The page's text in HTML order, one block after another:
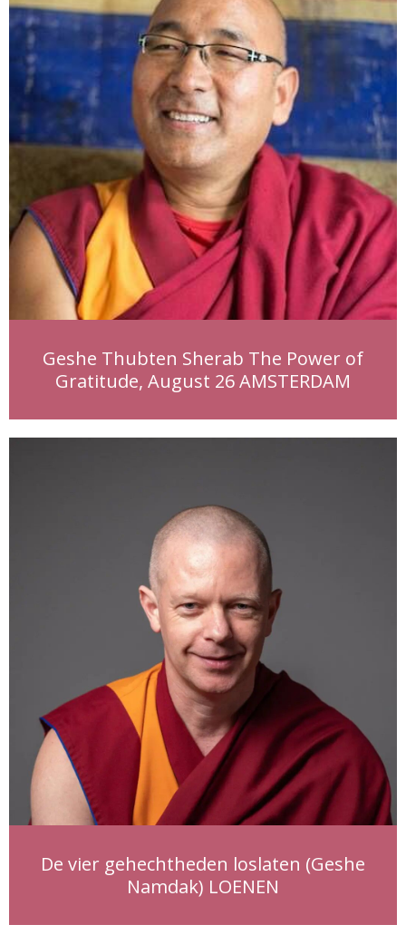
Geshe Thubten Sherab The Power of
Gratitude, August 26 AMSTERDAM
De vier gehechtheden loslaten (Geshe
Namdak) LOENEN